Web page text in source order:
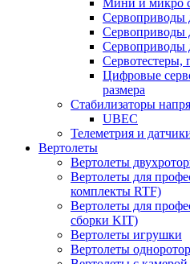
Мини и микро
Сервоприводы
Сервоприводы
Сервоприводы
Сервотестеры,
Цифровые
размера
Стабилизаторы
UBEC
Телеметрия и
Вертолеты
Вертолеты
Вертолеты для
комплекты RTF)
Вертолеты для
сборки KIT)
Вертолеты игрушки
Вертолеты